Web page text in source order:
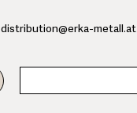
​distribution@erka-metall.at